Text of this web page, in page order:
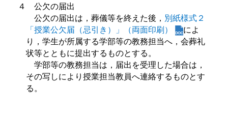
４ 公欠の届出
公欠の届出は，葬儀等を終えた後， 別紙様式２
「授業公欠届（忌引き）」（両面印刷）
によ
り，学生が所属する学部等の教務担当へ，会葬礼
状等とともに提出するものとする。
学部等の教務担当は，届出を受理した場合は，
その写しにより授業担当教員へ連絡するものとす
る。